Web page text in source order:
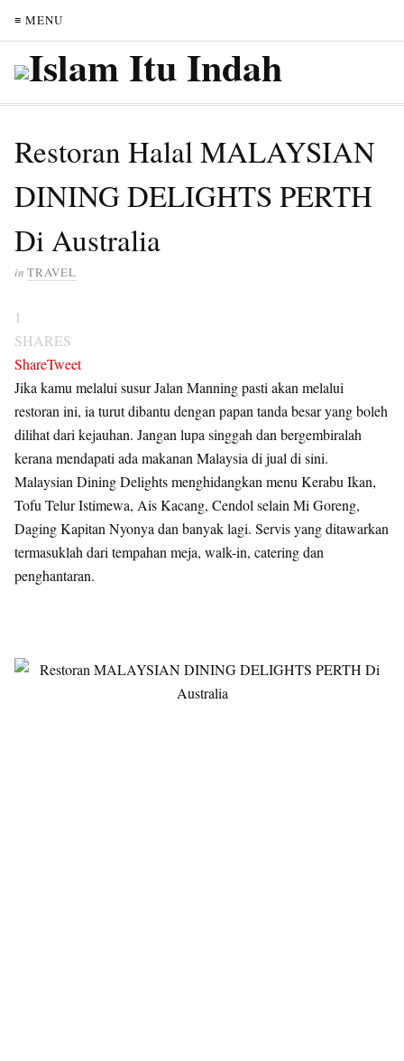
≡ MENU
Restoran Halal MALAYSIAN
DINING DELIGHTS PERTH
Di Australia
in TRAVEL
1
SHARES
ShareTweet
Jika kamu melalui susur Jalan Manning pasti akan melalui
restoran ini, ia turut dibantu dengan papan tanda besar yang boleh
dilihat dari kejauhan. Jangan lupa singgah dan bergembiralah
kerana mendapati ada makanan Malaysia di jual di sini.
Malaysian Dining Delights menghidangkan menu Kerabu Ikan,
Tofu Telur Istimewa, Ais Kacang, Cendol selain Mi Goreng,
Daging Kapitan Nyonya dan banyak lagi. Servis yang ditawarkan
termasuklah dari tempahan meja, walk-in, catering dan
penghantaran.